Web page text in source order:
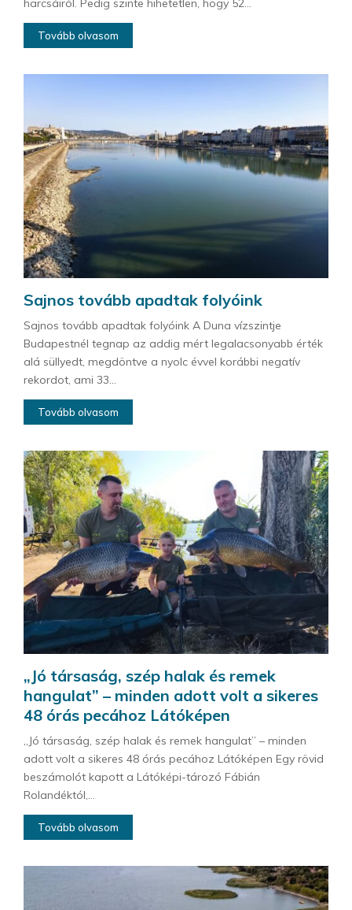
harcsáiról. Pedig szinte hihetetlen, hogy 52...
Tovább olvasom
Sajnos tovább apadtak folyóink
Sajnos tovább apadtak folyóink A Duna vízszintje
Budapestnél tegnap az addig mért legalacsonyabb érték
alá süllyedt, megdöntve a nyolc évvel korábbi negatív
rekordot, ami 33...
Tovább olvasom
„Jó társaság, szép halak és remek
hangulat” – minden adott volt a sikeres
48 órás pecához Látóképen
„Jó társaság, szép halak és remek hangulat” – minden
adott volt a sikeres 48 órás pecához Látóképen Egy rövid
beszámolót kapott a Látóképi-tározó Fábián
Rolandéktól,...
Tovább olvasom